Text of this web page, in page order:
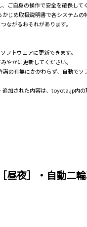
ご自身の操作で安全を確保
じめ取扱説明書で各システム
ながるおそれがあります。
トウェアに更新できます。
やかに更新してください。
有無にかかわらず、自動で
された内容は、toyota.jp内の
夜］・自動二